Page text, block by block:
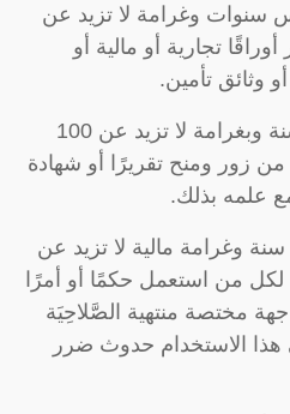
وغرامة لا تزيد عن
تجارية أو مالية أو
وثائق تأمين.
ـ السجن مدة لا تزيد عن سنة وبغرامة لا تزيد عن 100
من زور ومنح تقريرًا أو شهادة
علمه بذلك.
وغرامة مالية لا تزيد عن
لكل من استعمل حكمًا أو أمرًا
مختصة منتهية الصَّلاحِيَة
الاستخدام حدوث ضرر